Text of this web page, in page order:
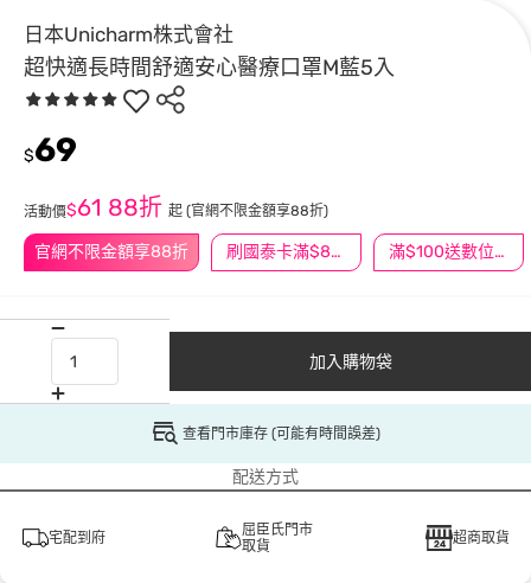
日本Unicharm株式會社
超快適長時間舒適安心醫療口罩M藍5入
官網不限金額享88折 刷國泰卡滿$888送3萬點 滿$100送數位印花
$69
活動價$61 88折 起 (官網不限金額享88折)
加入購物袋
查看門市庫存 (可能有時間誤差)
配送方式
宅配到府
屈臣氏門市
取貨
超商取貨